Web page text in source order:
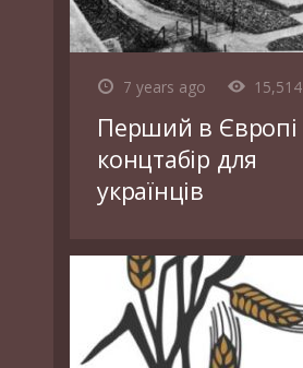
7 years ago 15,514
Перший в Європі
концтабір для
українців